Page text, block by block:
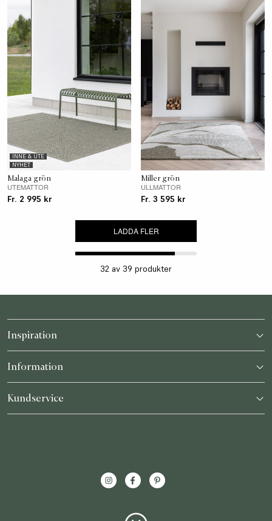
INNE & UTE
NYHET
Malaga grön
UTEMATTOR
Fr. 2 995 kr
Miller grön
ULLMATTOR
Fr. 3 595 kr
LADDA FLER
32 av 39 produkter
Inspiration
Storleksguide
Information
Återförsäljare
Kundservice